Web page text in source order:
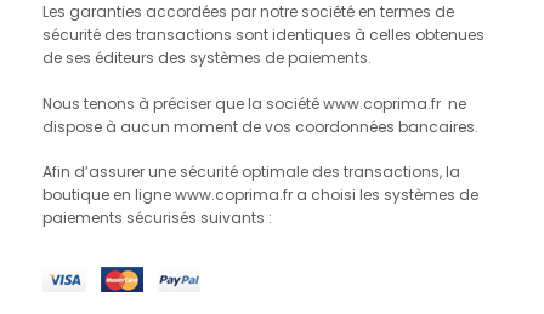
Les garanties accordées par notre société en termes de
sécurité des transactions sont identiques à celles obtenues
de ses éditeurs des systèmes de paiements.
Nous tenons à préciser que la société www.coprima.fr ne
dispose à aucun moment de vos coordonnées bancaires.
Afin d’assurer une sécurité optimale des transactions, la
boutique en ligne www.coprima.fr a choisi les systèmes de
paiements sécurisés suivants :